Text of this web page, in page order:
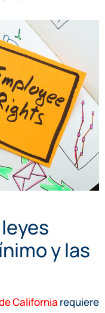
y las
California requiere